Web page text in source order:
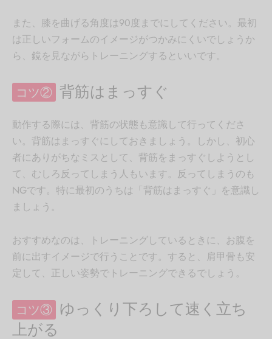
また、膝を曲げる角度は90度までにしてください。最初
は正しいフォームのイメージがつかみにくいでしょうか
ら、鏡を見ながらトレーニングするといいです。
コツ② 背筋はまっすぐ
動作する際には、背筋の状態も意識して行ってくださ
い。背筋はまっすぐにしておきましょう。しかし、初心
者にありがちなミスとして、背筋をまっすぐしようとし
て、むしろ反ってしまう人もいます。反ってしまうのも
NGです。特に最初のうちは「背筋はまっすぐ」を意識し
ましょう。
おすすめなのは、トレーニングしているときに、お腹を
前に出すイメージで行うことです。すると、肩甲骨も安
定して、正しい姿勢でトレーニングできるでしょう。
コツ③ ゆっくり下ろして速く立ち
上がる